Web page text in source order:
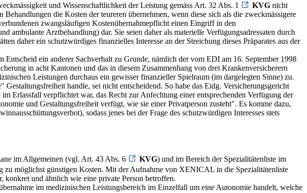
und Wissenschaftlichkeit der Leistung gemäss Art. 32 Abs. 1
KVG nicht
die Kosten der teureren übernehmen, wenn diese sich als die zweckmässigere
zwangsläufigen Kostenübernahmepflicht einen Eingriff in den
ambulante Arztbehandlung) dar. Sie seien daher als materielle Verfügungsadressaten durch
daher ein schutzwürdiges finanzielles Interesse an der Streichung dieses Präparates aus der
Entscheid ein anderer Sachverhalt zu Grunde, nämlich der vom EDI am 16. September 1998
in acht Kantonen und das in diesem Zusammenhang von drei Krankenversicherern
Leistungen durchaus ein gewisser finanzieller Spielraum (im dargelegten Sinne) zu.
handle, sei nicht entscheidend. So habe das Eidg. Versicherungsgericht
Erlassfall verpflichtet war, das Recht zur Anfechtung einer entsprechenden Verfügung der
und Gestaltungsfreiheit verfügt, wie sie einer Privatperson zusteht". Es komme dazu,
sodass jenes bei der Frage des schutzwürdigen Interesses stets
im Allgemeinen (vgl. Art. 43 Abs. 6 KVG) und im Bereich der Spezialitätenliste im
zu möglichst günstigen Kosten. Mit der Aufnahme von XENICAL in die Spezialitätenliste
konkret und ähnlich wie eine private Person betroffen.
im medizinischen Leistungsbereich im Einzelfall um eine Autonomie handelt, welche